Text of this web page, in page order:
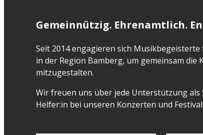
Gemeinnützig. Ehrenamtlich.
Seit 2014 engagieren sich
in der Region Bamberg, um gemeinsam
mitzugestalten.
Wir freuen uns über jede Unterstützung als
Helfer:in bei unseren Konzerten und